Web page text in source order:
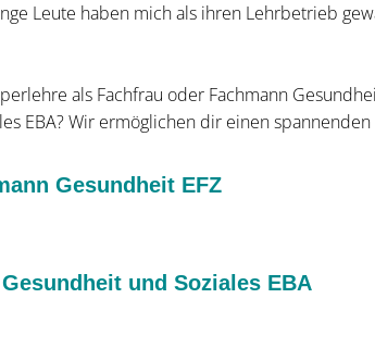
Leute haben mich als ihren Lehrbetrieb
als Fachfrau oder Fachmann
EBA? Wir ermöglichen dir einen
Gesundheit EFZ
und Soziales EBA